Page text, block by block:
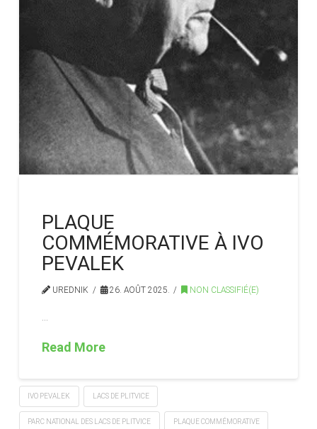
PLAQUE
COMMÉMORATIVE À IVO
PEVALEK
UREDNIK 26. AOÛT 2025. NON CLASSIFIÉ(E)
Read More
IVO PEVALEK LACS DE PLITVICE
PARC NATIONAL DES LACS DE PLITVICE PLAQUE COMMÉMORATIVE